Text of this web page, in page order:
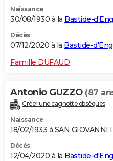
Naissance
30/08/1930 à la Bastide-
Décès
07/12/2020 à la Bastide-
Famille DUFAUD
Antonio GUZZO (87
Créer une cagnotte obsèques
Naissance
18/02/1933 à SAN GIOVANNI
Décès
12/04/2020 à la Bastide-